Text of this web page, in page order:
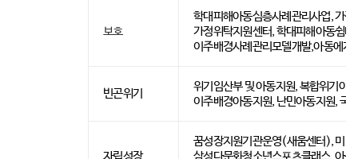
보호
학대피해아동심층사례관리사업, 가
가정위탁지원센터, 학대피해아동쉼
이주배경사례관리모델개발,아동에게
빈곤위기
위기임산부 및 아동지원, 복합위기아
이주배경아동지원, 난민아동지원, 국
자립성장
꿈성장지원기관운영(새움센터), 미
삼성다문화청소년스포츠클래스, 아